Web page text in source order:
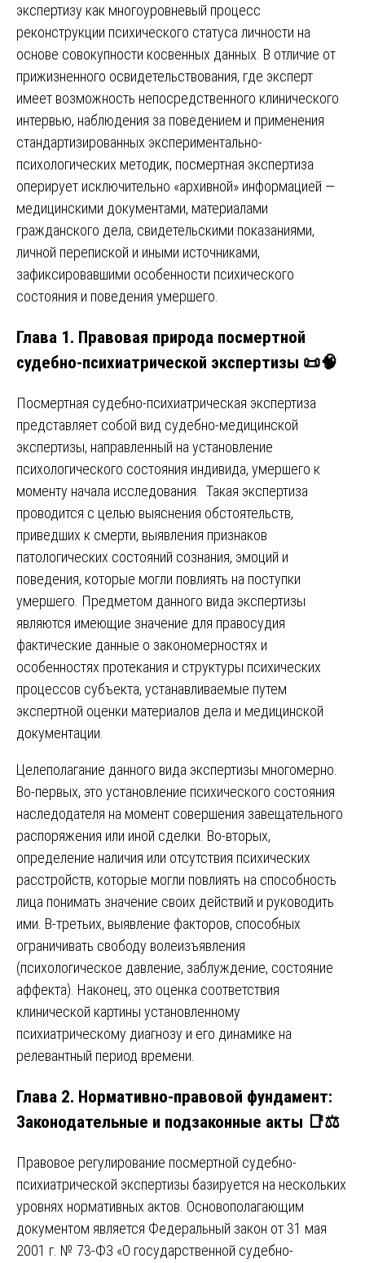
экспертизу как многоуровневый процесс
реконструкции психического статуса личности на
основе совокупности косвенных данных. В отличие от
прижизненного освидетельствования, где эксперт
имеет возможность непосредственного клинического
интервью, наблюдения за поведением и применения
стандартизированных экспериментально-
психологических методик, посмертная экспертиза
оперирует исключительно «архивной» информацией —
медицинскими документами, материалами
гражданского дела, свидетельскими показаниями,
личной перепиской и иными источниками,
зафиксировавшими особенности психического
состояния и поведения умершего.
Глава 1. Правовая природа посмертной
судебно-психиатрической экспертизы 📜🧠
Посмертная судебно-психиатрическая экспертиза
представляет собой вид судебно-медицинской
экспертизы, направленный на установление
психологического состояния индивида, умершего к
моменту начала исследования. Такая экспертиза
проводится с целью выяснения обстоятельств,
приведших к смерти, выявления признаков
патологических состояний сознания, эмоций и
поведения, которые могли повлиять на поступки
умершего. Предметом данного вида экспертизы
являются имеющие значение для правосудия
фактические данные о закономерностях и
особенностях протекания и структуры психических
процессов субъекта, устанавливаемые путем
экспертной оценки материалов дела и медицинской
документации.
Целеполагание данного вида экспертизы многомерно.
Во-первых, это установление психического состояния
наследодателя на момент совершения завещательного
распоряжения или иной сделки. Во-вторых,
определение наличия или отсутствия психических
расстройств, которые могли повлиять на способность
лица понимать значение своих действий и руководить
ими. В-третьих, выявление факторов, способных
ограничивать свободу волеизъявления
(психологическое давление, заблуждение, состояние
аффекта). Наконец, это оценка соответствия
клинической картины установленному
психиатрическому диагнозу и его динамике на
релевантный период времени.
Глава 2. Нормативно-правовой фундамент:
Законодательные и подзаконные акты 📑⚖️
Правовое регулирование посмертной судебно-
психиатрической экспертизы базируется на нескольких
уровнях нормативных актов. Основополагающим
документом является Федеральный закон от 31 мая
2001 г. № 73-ФЗ «О государственной судебно-